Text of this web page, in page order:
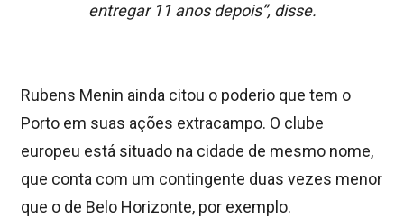
entregar 11 anos depois”, disse.
Rubens Menin ainda citou o poderio que tem o
Porto em suas ações extracampo. O clube
europeu está situado na cidade de mesmo nome,
que conta com um contingente duas vezes menor
que o de Belo Horizonte, por exemplo.